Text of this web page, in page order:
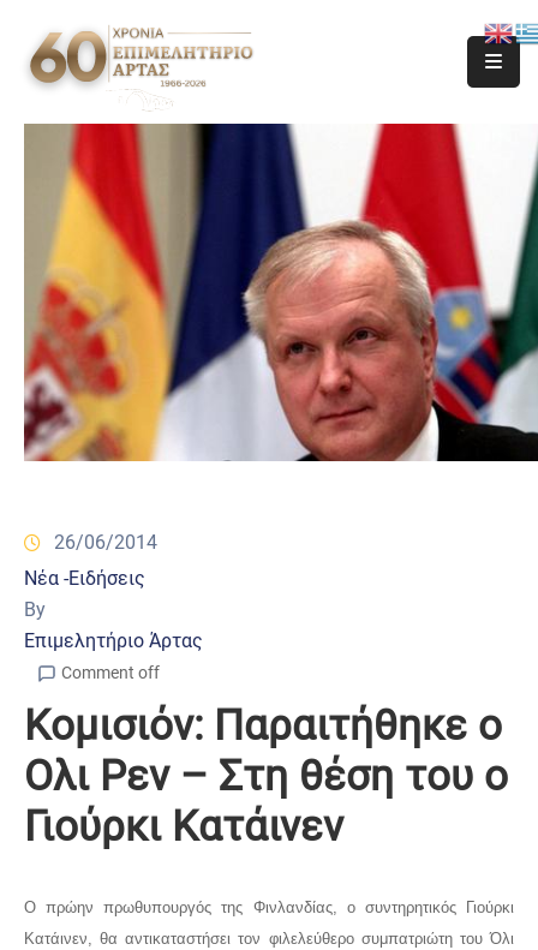
26/06/2014
Νέα -Ειδήσεις
By
Επιμελητήριο Άρτας
Comment off
Κομισιόν: Παραιτήθηκε ο
Ολι Ρεν – Στη θέση του ο
Γιούρκι Κατάινεν
Ο πρώην πρωθυπουργός της Φινλανδίας, ο συντηρητικός Γιούρκι
Κατάινεν, θα αντικαταστήσει τον φιλελεύθερο συμπατριώτη του Όλι